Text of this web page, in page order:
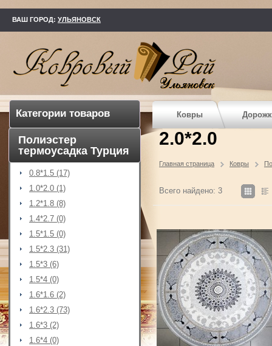
ВАШ ГОРОД: УЛЬЯНОВСК
Категории товаров Ковры
Полиэстер
термоусадка Турция
0.8*1.5 (17)
1.0*2.0 (1)
1.2*1.8 (8)
1.4*2.7 (0)
1.5*1.5 (0)
1.5*2.3 (31)
1.5*3 (6)
1.5*4 (0)
1.6*1.6 (2)
1.6*2.3 (73)
1.6*3 (2)
1.6*4 (0)
2.0*2.0
Главная страница Ковры
Всего найдено: 3